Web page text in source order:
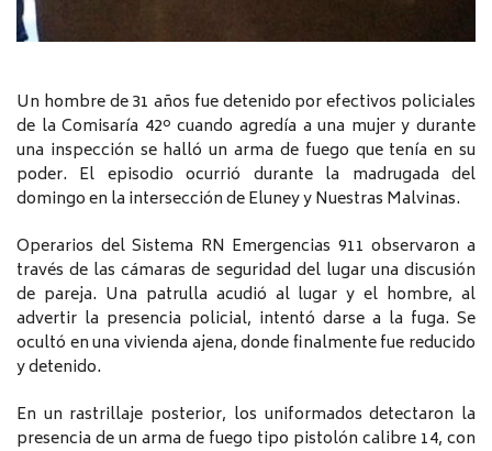
Un hombre de 31 años fue detenido por efectivos policiales
de la Comisaría 42º cuando agredía a una mujer y durante
una inspección se halló un arma de fuego que tenía en su
poder. El episodio ocurrió durante la madrugada del
domingo en la intersección de Eluney y Nuestras Malvinas.
Operarios del Sistema RN Emergencias 911 observaron a
través de las cámaras de seguridad del lugar una discusión
de pareja. Una patrulla acudió al lugar y el hombre, al
advertir la presencia policial, intentó darse a la fuga. Se
ocultó en una vivienda ajena, donde finalmente fue reducido
y detenido.
En un rastrillaje posterior, los uniformados detectaron la
presencia de un arma de fuego tipo pistolón calibre 14, con